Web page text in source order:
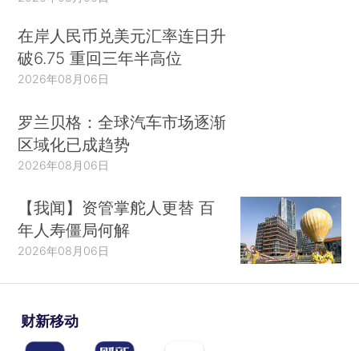
在岸人民币兑美元汇率连日升
破6.75 重回三年半高位
2026年08月06日
罗兰贝格：全球汽车市场逐渐
区域化已成趋势
2026年08月06日
【我闻】资管掌舵人更替 百
年人寿僵局何解
2026年08月06日
财新移动